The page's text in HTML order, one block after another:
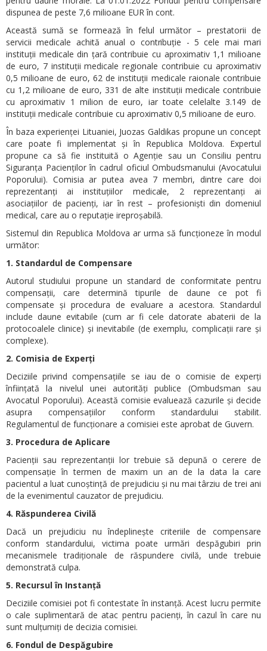
dispunea de peste 7,6 milioane EUR în cont.
Această sumă se formează în felul următor – prestatorii de
servicii medicale achită anual o contribuție - 5 cele mai mari
instituții medicale din țară contribuie cu aproximativ 1,1 milioane
de euro, 7 instituții medicale regionale contribuie cu aproximativ
0,5 milioane de euro, 62 de instituții medicale raionale contribuie
cu 1,2 milioane de euro, 331 de alte instituții medicale contribuie
cu aproximativ 1 milion de euro, iar toate celelalte 3.149 de
instituții medicale contribuie cu aproximativ 0,5 milioane de euro.
În baza experienței Lituaniei, Juozas Galdikas propune un concept
care poate fi implementat și în Republica Moldova. Expertul
propune ca să fie instituită o Agenție sau un Consiliu pentru
Siguranța Pacienților în cadrul oficiul Ombudsmanului (Avocatului
Poporului). Comisia ar putea avea 7 membri, dintre care doi
reprezentanți ai instituțiilor medicale, 2 reprezentanți ai
asociațiilor de pacienți, iar în rest – profesioniști din domeniul
medical, care au o reputație ireproșabilă.
Sistemul din Republica Moldova ar urma să funcționeze în modul
următor:
1. Standardul de Compensare
Autorul studiului propune un standard de conformitate pentru
compensații, care determină tipurile de daune ce pot fi
compensate și procedura de evaluare a acestora. Standardul
include daune evitabile (cum ar fi cele datorate abaterii de la
protocoalele clinice) și inevitabile (de exemplu, complicații rare și
complexe).
2. Comisia de Experți
Deciziile privind compensațiile se iau de o comisie de experți
înființată la nivelul unei autorități publice (Ombudsman sau
Avocatul Poporului). Această comisie evaluează cazurile și decide
asupra compensațiilor conform standardului stabilit.
Regulamentul de funcționare a comisiei este aprobat de Guvern.
3. Procedura de Aplicare
Pacienții sau reprezentanții lor trebuie să depună o cerere de
compensație în termen de maxim un an de la data la care
pacientul a luat cunoștință de prejudiciu și nu mai târziu de trei ani
de la evenimentul cauzator de prejudiciu.
4. Răspunderea Civilă
Dacă un prejudiciu nu îndeplinește criteriile de compensare
conform standardului, victima poate urmări despăgubiri prin
mecanismele tradiționale de răspundere civilă, unde trebuie
demonstrată culpa.
5. Recursul în Instanță
Deciziile comisiei pot fi contestate în instanță. Acest lucru permite
o cale suplimentară de atac pentru pacienți, în cazul în care nu
sunt mulțumiți de decizia comisiei.
6. Fondul de Despăgubire